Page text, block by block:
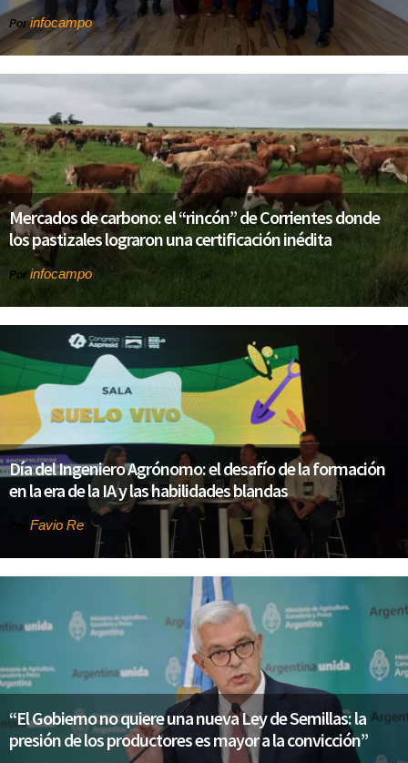
Porinfocampo
Mercados de carbono: el “rincón” de Corrientes donde
los pastizales lograron una certificación inédita
Por infocampo
Día del Ingeniero Agrónomo: el desafío de la formación
en la era de la IA y las habilidades blandas
Favio Re
“El Gobierno no quiere una nueva Ley de Semillas: la
presión de los productores es mayor a la convicción”